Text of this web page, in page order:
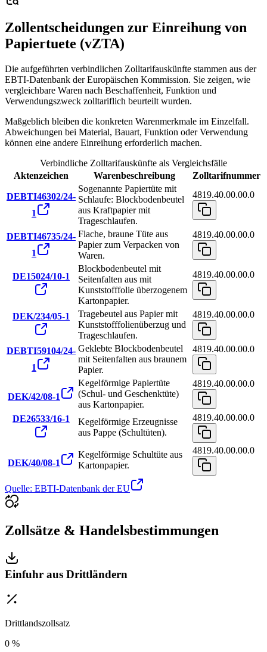
Zollentscheidungen zur Einreihung von
Papiertuete (vZTA)
Die aufgeführten verbindlichen Zolltarifauskünfte stammen aus der
EBTI-Datenbank der Europäischen Kommission. Sie zeigen, wie
vergleichbare Waren nach Beschaffenheit, Funktion und
Verwendungszweck zolltariflich beurteilt wurden.
Maßgeblich bleiben die konkreten Warenmerkmale im Einzelfall.
Abweichungen bei Material, Bauart, Funktion oder Verwendung
können eine andere Einreihung erforderlich machen.
Verbindliche Zolltarifauskünfte als Vergleichsfälle
Aktenzeichen
Warenbeschreibung Zolltarifnummer
DEBTI46302/24-
1
Sogenannte Papiertüte mit
Schlaufe: Blockbodenbeutel
aus Kraftpapier mit
Trageschlaufen.
4819.40.00.00.0
DEBTI46735/24-
1
Flache, braune Tüte aus
Papier zum Verpacken von
Waren.
4819.40.00.00.0
DE15024/10-1
Blockbodenbeutel mit
Seitenfalten aus mit
Kunststofffolie überzogenem
Kartonpapier.
4819.40.00.00.0
DEK/234/05-1
Tragebeutel aus Papier mit
Kunststofffolienüberzug und
Trageschlaufen.
4819.40.00.00.0
DEBTI59104/24-
1
Geklebte Blockbodenbeutel
mit Seitenfalten aus braunem
Papier.
4819.40.00.00.0
DEK/42/08-1
Kegelförmige Papiertüte
(Schul- und Geschenktüte)
aus Kartonpapier.
4819.40.00.00.0
DE26533/16-1
Kegelförmige Erzeugnisse
aus Pappe (Schultüten).
4819.40.00.00.0
DEK/40/08-1
Kegelförmige Schultüte aus
Kartonpapier.
4819.40.00.00.0
Quelle: EBTI-Datenbank der EU
Zollsätze & Handelsbestimmungen
Einfuhr aus Drittländern
Drittlandszollsatz
0 %